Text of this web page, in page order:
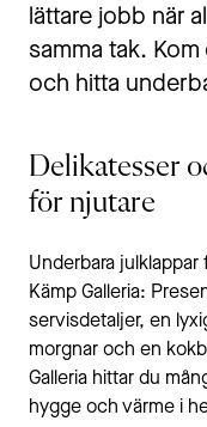
lättare jobb när
samma tak.
och hitta
Delikatesser
för njutare
Underbara
Kämp Galleria:
servisdetaljer, en
morgnar och en
Galleria hittar du
hygge och värme i